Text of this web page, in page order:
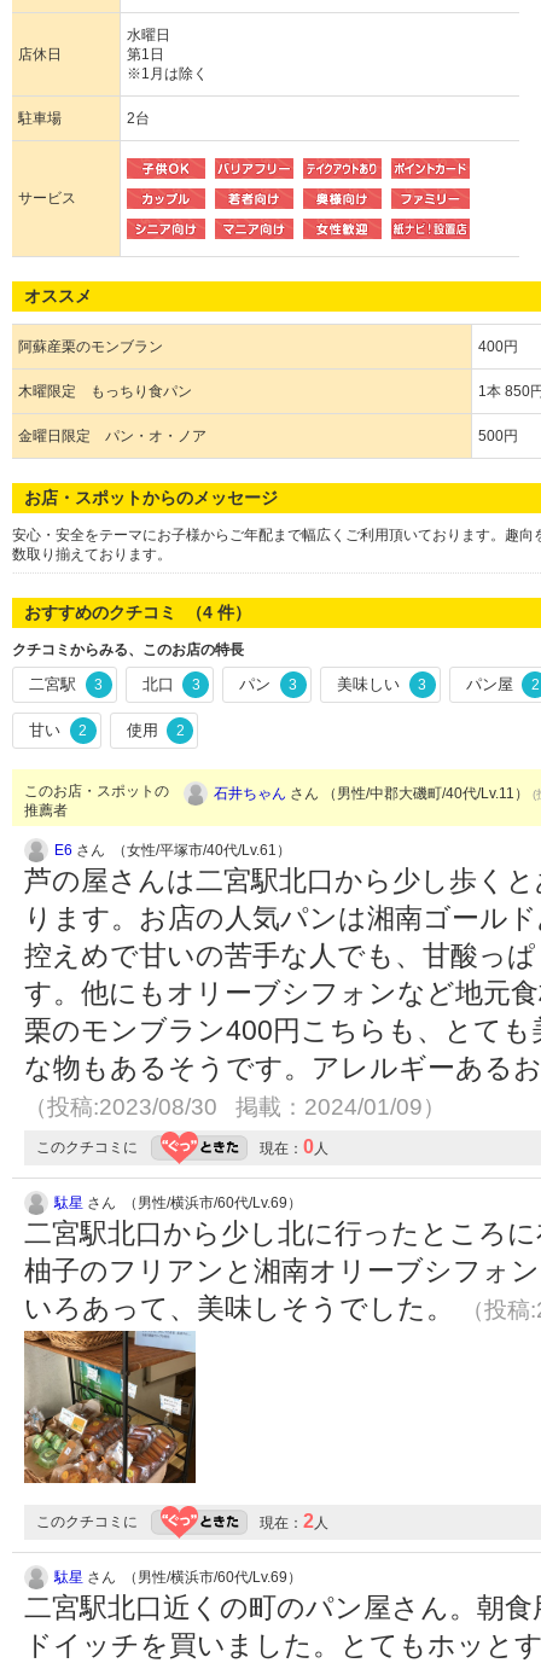
店休日
水曜日
第1日
※1月は除く
駐車場 2台
サービス
オススメ
阿蘇産栗のモンブラン 400円
木曜限定 もっちり食パン 1本 850
金曜日限定 パン・オ・ノア 500円
お店・スポットからのメッセージ
安心・安全をテーマにお子様からご年配まで幅広くご利用頂いております。趣
数取り揃えております。
おすすめのクチコミ （4 件）
クチコミからみる、このお店の特長
二宮駅 3 北口 3 パン 3 美味しい 3 パン屋 2
甘い 2 使用 2
このお店・スポットの
推薦者
石井ちゃん さん （男性/中郡大磯町/40代/Lv.11） (
E6 さん （女性/平塚市/40代/Lv.61）
芦の屋さんは二宮駅北口から少し歩く
ります。お店の人気パンは湘南ゴール
控えめで甘いの苦手な人でも、甘酸っ
す。他にもオリーブシフォンなど地元
栗のモンブラン400円こちらも、とて
な物もあるそうです。アレルギーある
（投稿:2023/08/30 掲載：2024/01/09）
このクチコミに 現在： 0人
駄星 さん （男性/横浜市/60代/Lv.69）
二宮駅北口から少し北に行ったところ
柚子のフリアンと湘南オリーブシフォ
いろあって、美味しそうでした。
（投
このクチコミに 現在： 2人
駄星 さん （男性/横浜市/60代/Lv.69）
二宮駅北口近くの町のパン屋さん。朝
ドイッチを買いました。とてもホッと